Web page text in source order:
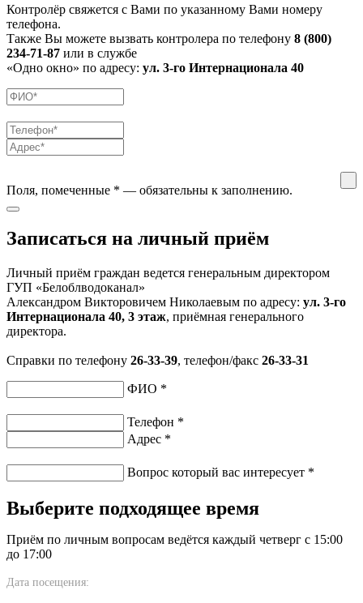
Контролёр свяжется с Вами по указанному Вами номеру
телефона.
Также Вы можете вызвать контролера по телефону 8 (800)
234-71-87 или в службе
«Одно окно» по адресу: ул. 3-го Интернационала 40
Поля, помеченные * — обязательны к заполнению.
Записаться на личный приём
Личный приём граждан ведется генеральным директором
ГУП «Белоблводоканал»
Александром Викторовичем Николаевым по адресу: ул. 3-го
Интернационала 40, 3 этаж, приёмная генерального
директора.
Справки по телефону 26-33-39, телефон/факс 26-33-31
ФИО *
Телефон *
Адрес *
Вопрос который вас интересует *
Выберите подходящее время
Приём по личным вопросам ведётся каждый четверг с 15:00
до 17:00
Дата посещения: